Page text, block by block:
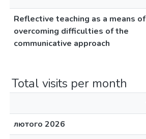
Reflective teaching as a means of
overcoming difficulties of the
communicative approach
Total visits per month
лютого 2026